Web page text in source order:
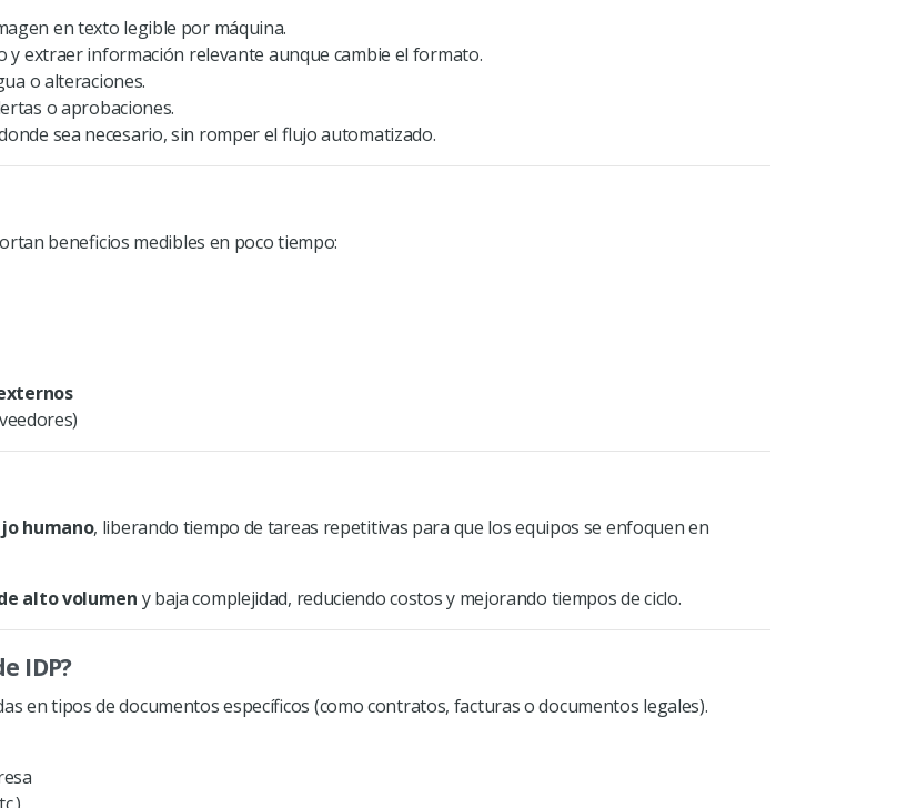
en texto legible por máquina.
y extraer información relevante aunque cambie el formato.
o alteraciones.
o aprobaciones.
sea necesario, sin romper el flujo automatizado.
beneficios medibles en poco tiempo:
humano, liberando tiempo de tareas repetitivas para que los equipos se enfoquen en
alto volumen y baja complejidad, reduciendo costos y mejorando tiempos de ciclo.
IDP?
en tipos de documentos específicos (como contratos, facturas o documentos legales).